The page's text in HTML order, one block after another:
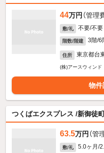
44万円 （管理
敷/礼 不要/不要
階数/階建 3階/6
住所 東京都台
(株)アースウィン
物件
つくばエクスプレス /新御徒
63.5万円 （管
敷/礼 5.0ヶ月/